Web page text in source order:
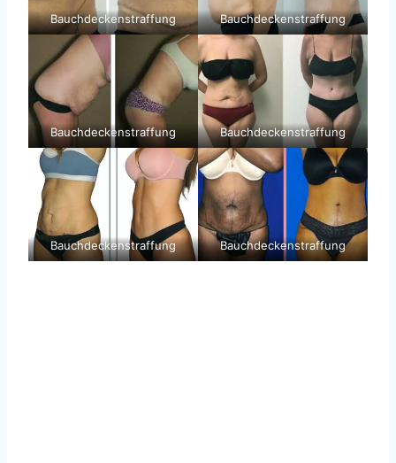
Bauchdeckenstraffung Bauchdeckenstraffung
Bauchdeckenstraffung Bauchdeckenstraffung
Bauchdeckenstraffung Bauchdeckenstraffung